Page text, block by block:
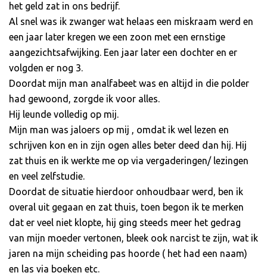
het geld zat in ons bedrijf.
Al snel was ik zwanger wat helaas een miskraam werd en
een jaar later kregen we een zoon met een ernstige
aangezichtsafwijking. Een jaar later een dochter en er
volgden er nog 3.
Doordat mijn man analfabeet was en altijd in die polder
had gewoond, zorgde ik voor alles.
Hij leunde volledig op mij.
Mijn man was jaloers op mij , omdat ik wel lezen en
schrijven kon en in zijn ogen alles beter deed dan hij. Hij
zat thuis en ik werkte me op via vergaderingen/ lezingen
en veel zelfstudie.
Doordat de situatie hierdoor onhoudbaar werd, ben ik
overal uit gegaan en zat thuis, toen begon ik te merken
dat er veel niet klopte, hij ging steeds meer het gedrag
van mijn moeder vertonen, bleek ook narcist te zijn, wat ik
jaren na mijn scheiding pas hoorde ( het had een naam)
en las via boeken etc.